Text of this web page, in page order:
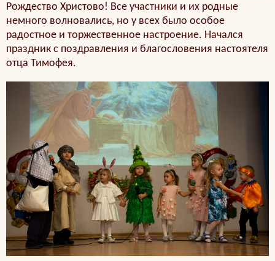
Рождество Христово! Все участники и их родные
немного волновались, но у всех было особое
радостное и торжественное настроение. Начался
праздник с поздравления и благословения настоятеля
отца Тимофея.